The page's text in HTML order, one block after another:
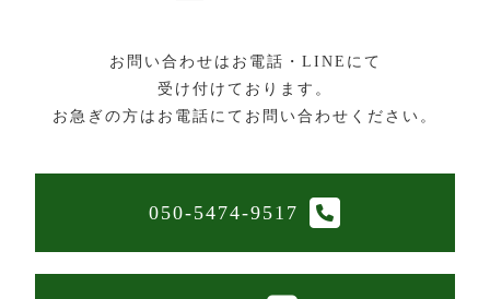
お問い合わせはお電話・LINEにて
受け付けております。
お急ぎの方はお電話にてお問い合わせください。
050-5474-9517